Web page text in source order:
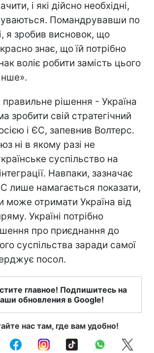
і які дійсно необхідні,
Помандрувавши по
я зробив висновок, що
знає, що їй потрібно
воліє робити замість цього
рішення - Україна
зробити свій стратегічний
і ЄС, запевнив Волтерс.
ні в якому разі не
суспільство на
Навпаки, зазначає
лише намагається показати,
може отримати Україна від
Україні потрібно
про приєднання до
суспільства заради самої
посол.
главное! Подпишитесь на
обновления в Google!
нас там, где вам удобно!